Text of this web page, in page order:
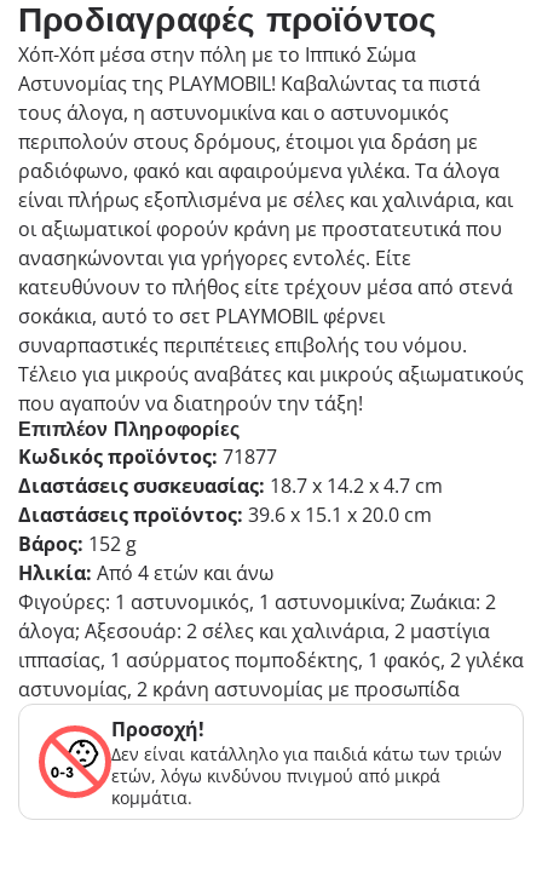
Προδιαγραφές προϊόντος
Χόπ-Χόπ μέσα στην πόλη με το Ιππικό Σώμα
Αστυνομίας της PLAYMOBIL! Καβαλώντας τα πιστά
τους άλογα, η αστυνομικίνα και ο αστυνομικός
περιπολούν στους δρόμους, έτοιμοι για δράση με
ραδιόφωνο, φακό και αφαιρούμενα γιλέκα. Τα άλογα
είναι πλήρως εξοπλισμένα με σέλες και χαλινάρια, και
οι αξιωματικοί φορούν κράνη με προστατευτικά που
ανασηκώνονται για γρήγορες εντολές. Είτε
κατευθύνουν το πλήθος είτε τρέχουν μέσα από στενά
σοκάκια, αυτό το σετ PLAYMOBIL φέρνει
συναρπαστικές περιπέτειες επιβολής του νόμου.
Τέλειο για μικρούς αναβάτες και μικρούς αξιωματικούς
που αγαπούν να διατηρούν την τάξη!
Επιπλέον Πληροφορίες
Κωδικός προϊόντος: 71877
Διαστάσεις συσκευασίας: 18.7 x 14.2 x 4.7 cm
Διαστάσεις προϊόντος: 39.6 x 15.1 x 20.0 cm
Βάρος: 152 g
Ηλικία: Από 4 ετών και άνω
Φιγούρες: 1 αστυνομικός, 1 αστυνομικίνα; Ζωάκια: 2
άλογα; Αξεσουάρ: 2 σέλες και χαλινάρια, 2 μαστίγια
ιππασίας, 1 ασύρματος πομποδέκτης, 1 φακός, 2 γιλέκα
αστυνομίας, 2 κράνη αστυνομίας με προσωπίδα
Προσοχή!
Δεν είναι κατάλληλο για παιδιά κάτω των τριών
ετών, λόγω κινδύνου πνιγμού από μικρά
κομμάτια.